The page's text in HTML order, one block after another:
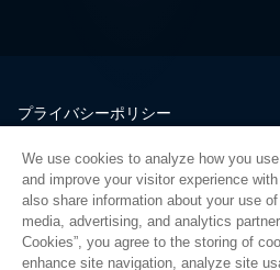
プライバシーポリシー
品質
サイトマップ
サプライヤーポータル
UK Modern Slavery Act
We use cookies to analyze how you
and improve your visitor experience
also share information about your use
media, advertising, and analytics
Cookies”, you agree to the storing of
enhance site navigation, analyze site